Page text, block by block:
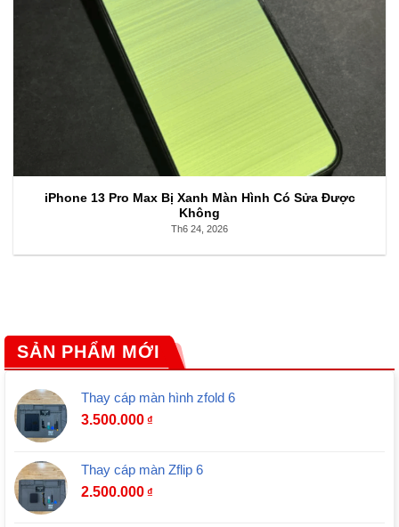
iPhone 13 Pro Max Bị Xanh Màn Hình Có Sửa Được
Không
Th6 24, 2026
SẢN PHẨM MỚI
Thay cáp màn hình zfold 6
3.500.000 ₫
Thay cáp màn Zflip 6
2.500.000 ₫